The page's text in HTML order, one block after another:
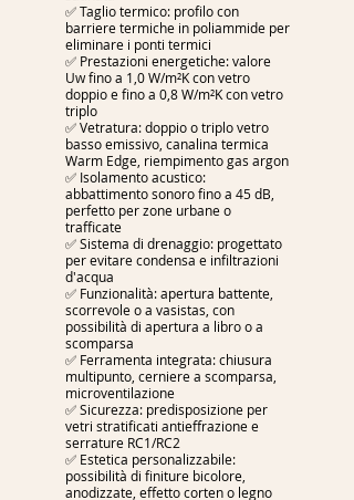
✅ Taglio termico: profilo con
barriere termiche in poliammide per
eliminare i ponti termici
✅ Prestazioni energetiche: valore
Uw fino a 1,0 W/m²K con vetro
doppio e fino a 0,8 W/m²K con vetro
triplo
✅ Vetratura: doppio o triplo vetro
basso emissivo, canalina termica
Warm Edge, riempimento gas argon
✅ Isolamento acustico:
abbattimento sonoro fino a 45 dB,
perfetto per zone urbane o
trafficate
✅ Sistema di drenaggio: progettato
per evitare condensa e infiltrazioni
d'acqua
✅ Funzionalità: apertura battente,
scorrevole o a vasistas, con
possibilità di apertura a libro o a
scomparsa
✅ Ferramenta integrata: chiusura
multipunto, cerniere a scomparsa,
microventilazione
✅ Sicurezza: predisposizione per
vetri stratificati antieffrazione e
serrature RC1/RC2
✅ Estetica personalizzabile:
possibilità di finiture bicolore,
anodizzate, effetto corten o legno